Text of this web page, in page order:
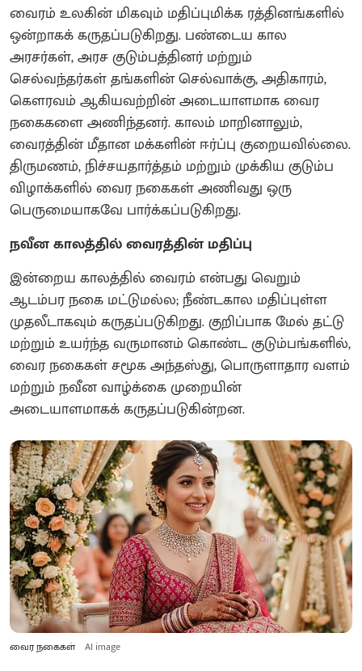
வைரம் உலகின் மிகவும் மதிப்புமிக்க ரத்தினங்களில்
ஒன்றாகக் கருதப்படுகிறது. பண்டைய கால
அரசர்கள், அரச குடும்பத்தினர் மற்றும்
செல்வந்தர்கள் தங்களின் செல்வாக்கு, அதிகாரம்,
கௌரவம் ஆகியவற்றின் அடையாளமாக வைர
நகைகளை அணிந்தனர். காலம் மாறினாலும்,
வைரத்தின் மீதான மக்களின் ஈர்ப்பு குறையவில்லை.
திருமணம், நிச்சயதார்த்தம் மற்றும் முக்கிய குடும்ப
விழாக்களில் வைர நகைகள் அணிவது ஒரு
பெருமையாகவே பார்க்கப்படுகிறது.
நவீன காலத்தில் வைரத்தின் மதிப்பு
இன்றைய காலத்தில் வைரம் என்பது வெறும்
ஆடம்பர நகை மட்டுமல்ல; நீண்டகால மதிப்புள்ள
முதலீடாகவும் கருதப்படுகிறது. குறிப்பாக மேல் தட்டு
மற்றும் உயர்ந்த வருமானம் கொண்ட குடும்பங்களில்,
வைர நகைகள் சமூக அந்தஸ்து, பொருளாதார வளம்
மற்றும் நவீன வாழ்க்கை முறையின்
அடையாளமாகக் கருதப்படுகின்றன.
வைர நகைகள் AI image